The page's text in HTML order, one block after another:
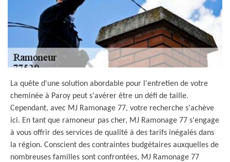
La quête d'une solution abordable pour l'entretien de votre
cheminée à Paroy peut s'avérer être un défi de taille.
Cependant, avec MJ Ramonage 77, votre recherche s'achève
ici. En tant que ramoneur pas cher, MJ Ramonage 77 s'engage
à vous offrir des services de qualité à des tarifs inégalés dans
la région. Conscient des contraintes budgétaires auxquelles de
nombreuses familles sont confrontées, MJ Ramonage 77